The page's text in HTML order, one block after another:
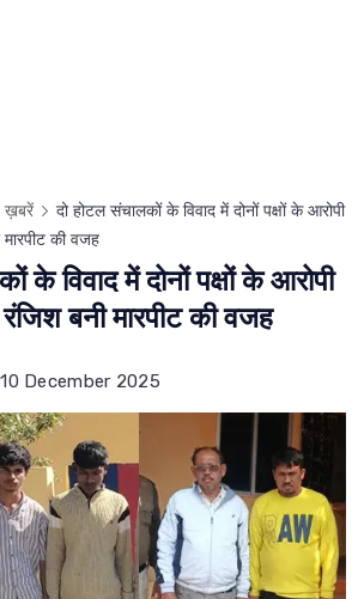
ख़बरें
दो होटल संचालकों के विवाद में दोनों पक्षों के आरोपी
मारपीट की वजह
के विवाद में दोनों पक्षों के आरोपी
रंजिश बनी मारपीट की वजह
10 December 2025